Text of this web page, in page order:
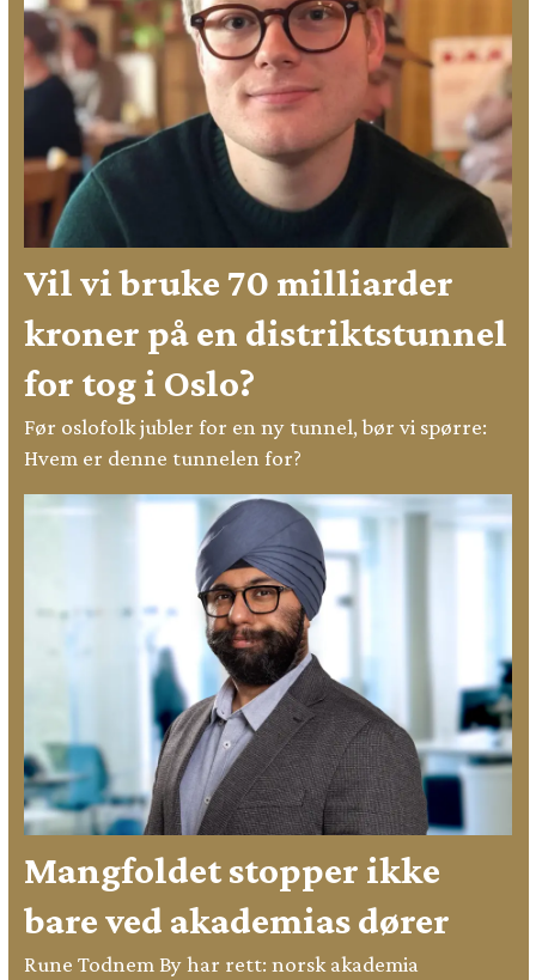
Vil vi bruke 70 milliarder
kroner på en distriktstunnel
for tog i Oslo?
Før oslofolk jubler for en ny tunnel, bør vi spørre:
Hvem er denne tunnelen for?
Mangfoldet stopper ikke
bare ved akademias dører
Rune Todnem By har rett: norsk akademia